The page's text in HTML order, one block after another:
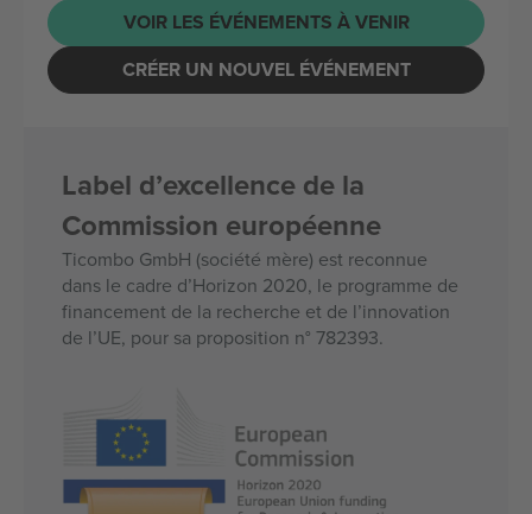
VOIR LES ÉVÉNEMENTS À VENIR
CRÉER UN NOUVEL ÉVÉNEMENT
Label d’excellence de la
Commission européenne
Ticombo GmbH (société mère) est reconnue
dans le cadre d’Horizon 2020, le programme de
financement de la recherche et de l’innovation
de l’UE, pour sa proposition n° 782393.